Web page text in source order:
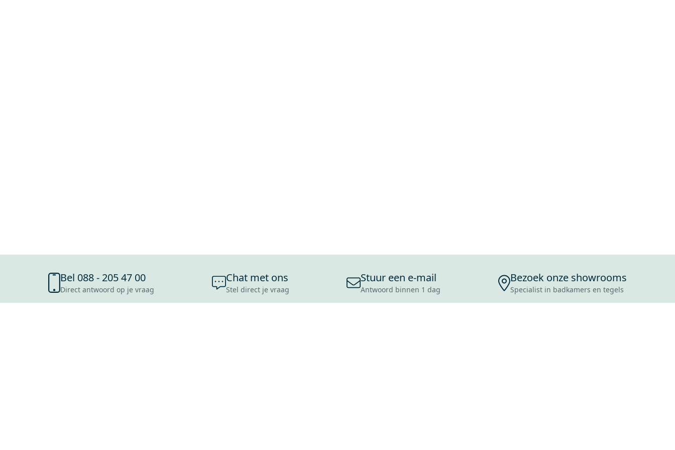
Bel 088 - 205 47 00
Direct antwoord op je vraag
Chat met ons
Stel direct je vraag
Stuur een e-mail
Antwoord binnen 1 dag
Bezoek onze showrooms
Specialist in badkamers en tegels